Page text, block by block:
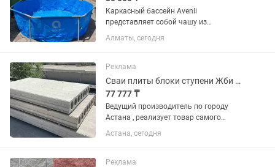
Каркасный бассейн Avenli
представляет собой чашу из
поливинилхлорида, которая помещена
в прочный, жесткий, устойчивый
установить на приусадебном участке,
на даче во...
Алматы, сегодня
Реклама
Сваи плиты блоки ступени Жби Фбс
77 777 ₸
Ведущий производитель по городу
Астана , реализует товар самого
высшего качества ( сваи от 4 метров
до 12, плиты перекрытия от 2 метров
размеров и многое другое)
Астана, сегодня
Реклама